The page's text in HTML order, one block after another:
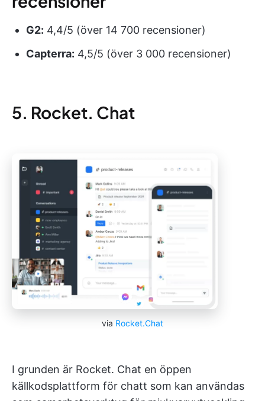
G2: 4,4/5 (över 14 700 recensioner)
Capterra: 4,5/5 (över 3 000 recensioner)
5. Rocket. Chat
via Rocket.Chat
I grunden är Rocket. Chat en öppen
källkodsplattform för chatt som kan användas